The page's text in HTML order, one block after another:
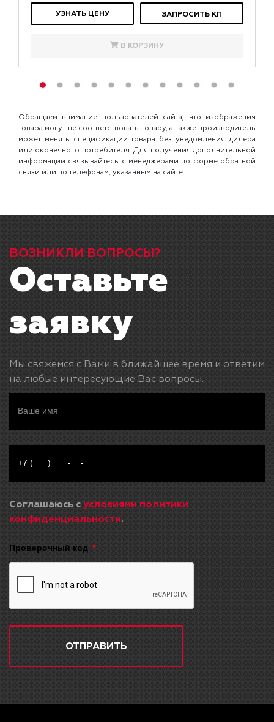
УЗНАТЬ ЦЕНУ ЗАПРОСИТЬ КП
В КОРЗИНУ
Обращаем внимание пользователей сайта, что изображения
товара могут не соответствовать товару, а также производитель
может менять спецификации товара без уведомления дилера
или оконечного потребителя. Для получения дополнительной
информации связывайтесь с менеджерами по форме обратной
связи или по телефонам, указанным на сайте.
ВОЗНИКЛИ ВОПРОСЫ?
Оставьте
заявку
Мы свяжемся с Вами в ближайшее время и ответим
на любые интересующие Вас вопросы.
Соглашаюсь с условиями политики
конфиденциальности.
Проверочный код
ОТПРАВИТЬ